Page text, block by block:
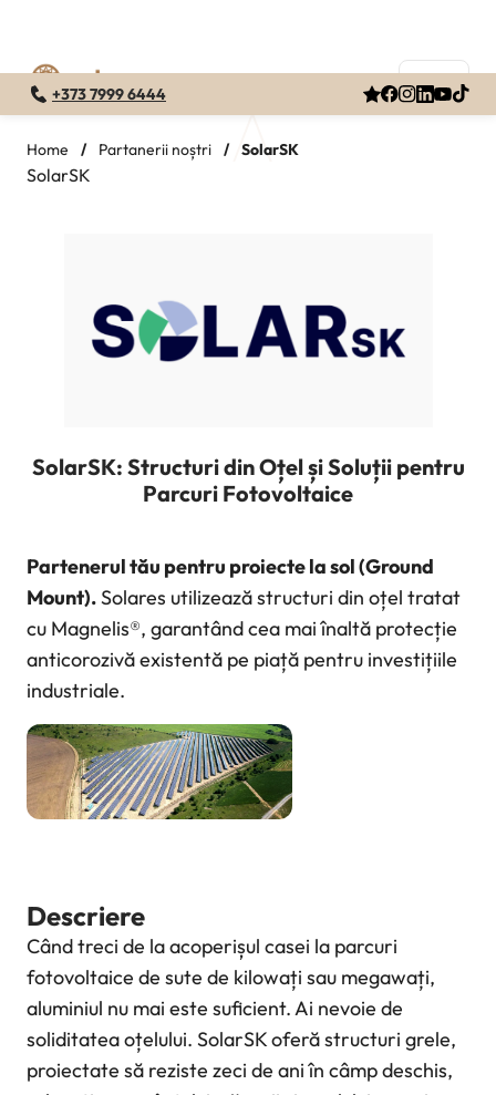
content
+373 7999 6444
Home / Partanerii noștri / SolarSK
SolarSK
SolarSK: Structuri din Oțel și Soluții pentru
Parcuri Fotovoltaice
Partenerul tău pentru proiecte la sol (Ground
Mount).Solares utilizează structuri din oțel tratat
cu Magnelis®, garantând cea mai înaltă protecție
anticorozivă existentă pe piață pentru investițiile
industriale.
Descriere
Când treci de la acoperișul casei la parcuri
fotovoltaice de sute de kilowați sau megawați,
aluminiul nu mai este suficient. Ai nevoie de
soliditatea oțelului. SolarSK oferă structuri grele,
proiectate să reziste zeci de ani în câmp deschis,